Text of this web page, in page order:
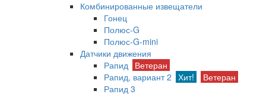
Комбинированные извещатели
Гонец
Полюс-G
Полюс-G-mini
Датчики движения
Рапид Ветеран
Рапид, вариант 2 Хит!
Ветеран
Рапид 3